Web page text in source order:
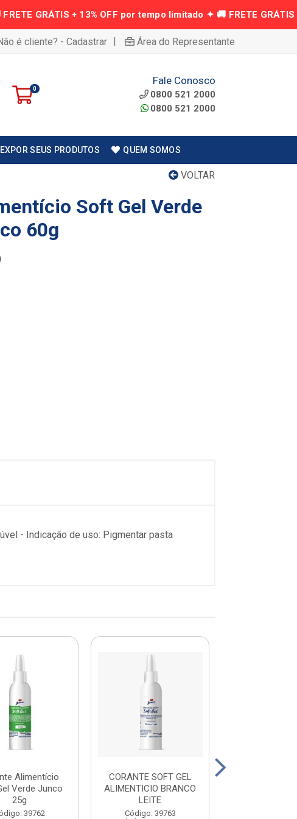
é cliente? - Cadastrar | Área do Representante
0
Fale Conosco
0800 521 2000
0800 521 2000
SEUS PRODUTOS QUEM SOMOS
VOLTAR
Soft Gel Verde
60g
- Indicação de uso: Pigmentar pasta
Alimentício
Verde Junco
25g
39762
CORANTE SOFT GEL
ALIMENTICIO BRANCO
LEITE
Código: 39763